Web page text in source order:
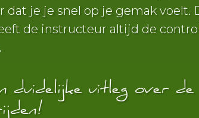
dat je je snel op je gemak voelt.
de instructeur altijd de
duidelijke uitleg over de